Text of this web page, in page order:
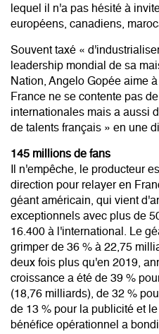
lequel il n'a pas hésité à
européens, canadiens,
Souvent taxé «
leadership mondial de sa
Nation, Angelo Gopée aime
France ne se contente pas
internationales mais a aussi
de talents français » en une
145 millions de fans
Il n'empêche, le producteur
direction pour relayer en
géant américain, qui vient
exceptionnels avec plus de
16.400 à l'international. Le
grimper de 36 % à 22,75
deux fois plus qu'en 2019,
croissance a été de 39 %
(18,76 milliards), de 32 %
de 13 % pour la publicité et
bénéfice opérationnel a